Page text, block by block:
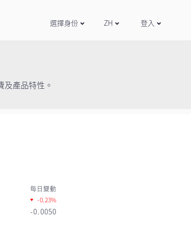
選擇身份 ZH 登入
產品特性。
每日變動
-0.23%
-0.0050